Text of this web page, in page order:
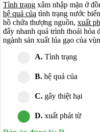
Tình trạng xâm nhập mặn ở
hệ quả của tình trạng nước
hồ chứa thượng nguồn, xuất
đẩy nhanh quá trình thoái hóa
ngành sản xuất lúa gạo của
A. Tình trạng
B. hệ quả của
C. gây thiệt hại
D. xuất phát từ